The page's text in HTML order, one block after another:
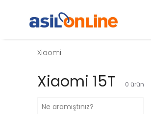
Xiaomi
Xiaomi 15T 0 ürün